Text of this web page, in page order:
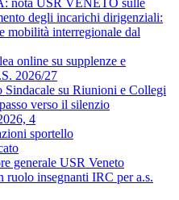
nota USR VENETO sulle
degli incarichi dirigenziali:
mobilità interregionale dal
online su supplenze e
2026/27
su Riunioni e Collegi
verso il silenzio
4
sportello
generale USR Veneto
ruolo insegnanti IRC per a.s.